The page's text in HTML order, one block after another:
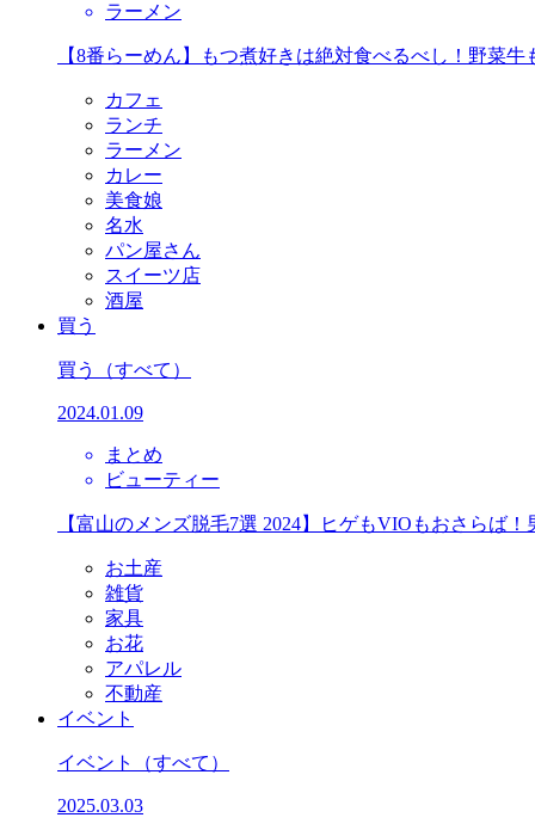
ラーメン
【8番らーめん】もつ煮好きは絶対食べるべし！野菜
カフェ
ランチ
ラーメン
カレー
美食娘
名水
パン屋さん
スイーツ店
酒屋
買う
買う （すべて）
2024.01.09
まとめ
ビューティー
【富山のメンズ脱毛7選 2024】ヒゲもVIOもおさらば
お土産
雑貨
家具
お花
アパレル
不動産
イベント
イベント （すべて）
2025.03.03